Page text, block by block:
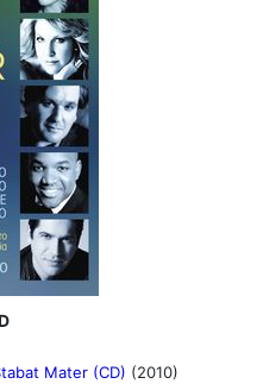
Mater (CD) (2010)